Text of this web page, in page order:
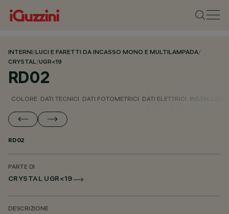
INTERNI/LUCI E FARETTI DA INCASSO MONO E MULTILAMPADA/
CRYSTAL/UGR<19
RD02
COLORE DATI TECNICI DATI FOTOMETRICI DATI ELETTRICI
RD02
PARTE DI
CRYSTAL UGR<19
DESCRIZIONE